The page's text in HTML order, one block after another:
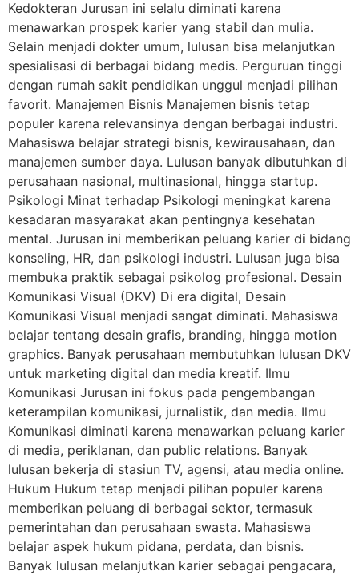
Kedokteran Jurusan ini selalu diminati karena
menawarkan prospek karier yang stabil dan mulia.
Selain menjadi dokter umum, lulusan bisa melanjutkan
spesialisasi di berbagai bidang medis. Perguruan tinggi
dengan rumah sakit pendidikan unggul menjadi pilihan
favorit. Manajemen Bisnis Manajemen bisnis tetap
populer karena relevansinya dengan berbagai industri.
Mahasiswa belajar strategi bisnis, kewirausahaan, dan
manajemen sumber daya. Lulusan banyak dibutuhkan di
perusahaan nasional, multinasional, hingga startup.
Psikologi Minat terhadap Psikologi meningkat karena
kesadaran masyarakat akan pentingnya kesehatan
mental. Jurusan ini memberikan peluang karier di bidang
konseling, HR, dan psikologi industri. Lulusan juga bisa
membuka praktik sebagai psikolog profesional. Desain
Komunikasi Visual (DKV) Di era digital, Desain
Komunikasi Visual menjadi sangat diminati. Mahasiswa
belajar tentang desain grafis, branding, hingga motion
graphics. Banyak perusahaan membutuhkan lulusan DKV
untuk marketing digital dan media kreatif. Ilmu
Komunikasi Jurusan ini fokus pada pengembangan
keterampilan komunikasi, jurnalistik, dan media. Ilmu
Komunikasi diminati karena menawarkan peluang karier
di media, periklanan, dan public relations. Banyak
lulusan bekerja di stasiun TV, agensi, atau media online.
Hukum Hukum tetap menjadi pilihan populer karena
memberikan peluang di berbagai sektor, termasuk
pemerintahan dan perusahaan swasta. Mahasiswa
belajar aspek hukum pidana, perdata, dan bisnis.
Banyak lulusan melanjutkan karier sebagai pengacara,